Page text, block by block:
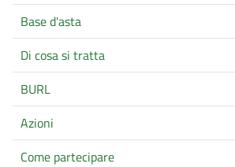
Base d'asta
Di cosa si tratta
BURL
Azioni
Come partecipare